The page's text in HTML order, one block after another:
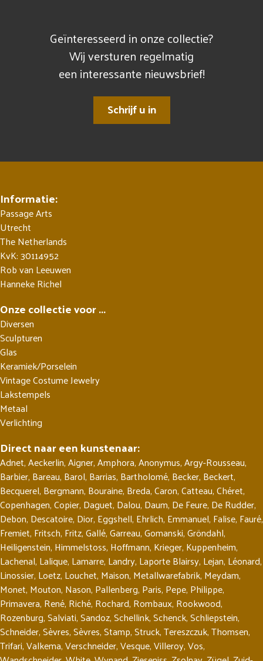
Geïnteresseerd in onze collectie?
Wij versturen regelmatig
een interessante nieuwsbrief!
Schrijf u in
Informatie:
Passage Arts
Utrecht
The Netherlands
KvK: 30114952
Rob van Leeuwen
Hanneke Richel
Onze collectie voor ...
Diversen
Sculpturen
Glas
Keramiek/Porselein
Vintage Costume Jewelry
Lakstempels
Metaal
Verlichting
Direct naar een kunstenaar:
Adnet,Aeckerlin,Aigner,Amphora,Anonymus,Argy-Rousseau,
Barbier, Bareau, Barol, Barrias, Bartholomé, Becker, Beckert,
Becquerel, Bergmann, Bouraine, Breda,Caron,Catteau,Chéret,
Copenhagen,Copier, Daguet, Dalou, Daum, De Feure, De Rudder,
Debon, Descatoire, Dior, Eggshell, Ehrlich, Emmanuel, Falise, Fauré,
Fremiet, Fritsch, Fritz,Gallé,Garreau,Gomanski,Gröndahl,
Heiligenstein, Himmelstoss, Hoffmann, Krieger, Kuppenheim,
Lachenal, Lalique, Lamarre, Landry, Laporte Blairsy, Lejan, Léonard,
Linossier, Loetz, Louchet, Maison, Metallwarefabrik, Meydam,
Monet, Mouton, Nason, Pallenberg, Paris, Pepe, Philippe,
Primavera, René, Riché, Rochard, Rombaux, Rookwood,
Rozenburg,Salviati,Sandoz,Schellink,Schenck,Schliepstein,
Schneider,Sèvres,Sèvres,Stamp,Struck,Tereszczuk,Thomsen,
Trifari,Valkema,Verschneider,Vesque,Villeroy,Vos,